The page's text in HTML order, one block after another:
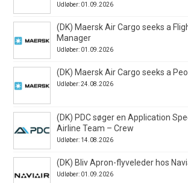
Udløber: 01.09.2026
(DK) Maersk Air Cargo seeks a
Manager
Udløber: 01.09.2026
(DK) Maersk Air Cargo seeks a
Udløber: 24.08.2026
(DK) PDC søger en Application
Airline Team – Crew
Udløber: 14.08.2026
(DK) Bliv Apron-flyveleder hos
Udløber: 01.09.2026